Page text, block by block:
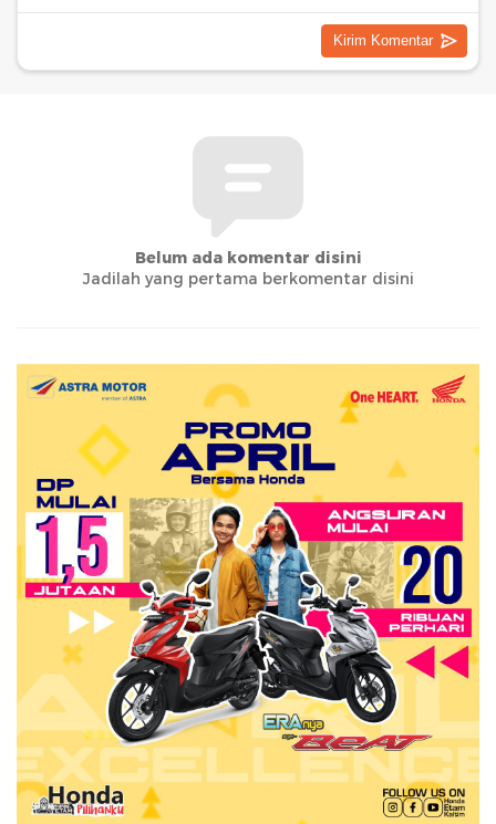
Belum ada komentar disini
Jadilah yang pertama berkomentar disini